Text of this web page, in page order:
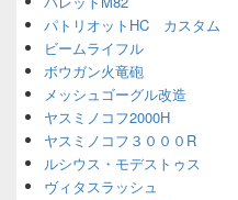
パトリオットHC カスタム
ビームライフル
ボウガン火竜砲
メッシュゴーグル改造
ヤスミノコフ2000H
ヤスミノコフ３０００R
ルシウス・モデストゥス
ヴィタスラッシュ